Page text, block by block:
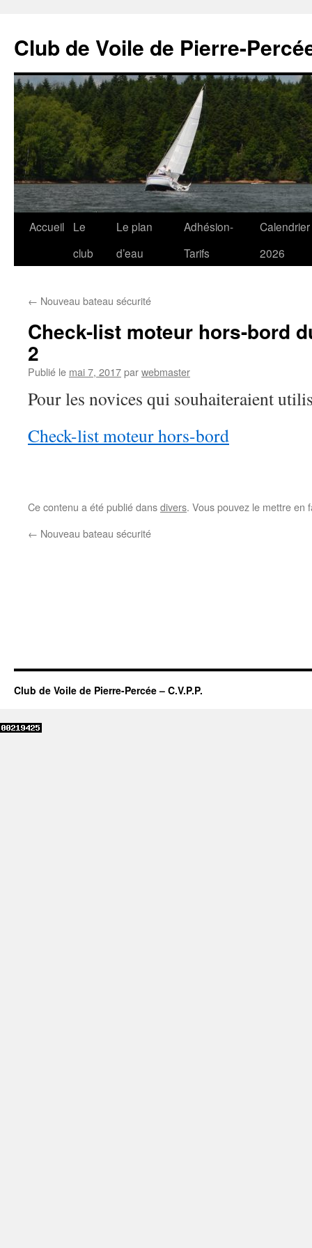
Club de Voile de Pierre-
Aller
Accueil
Le
club
Le plan
d’eau
Adhésion-
Tarifs
Calendrier
2026
← Nouveau bateau sécurité
Check-list moteur hors-bord
2
Publié le mai 7, 2017parwebmaster
Pour les novices qui souhaiteraient
Check-list moteur hors-bord
Ce contenu a été publié dansdivers. Vous pouvez le mettre en
← Nouveau bateau sécurité
Club de Voile de Pierre-Percée – C.V.P.P.